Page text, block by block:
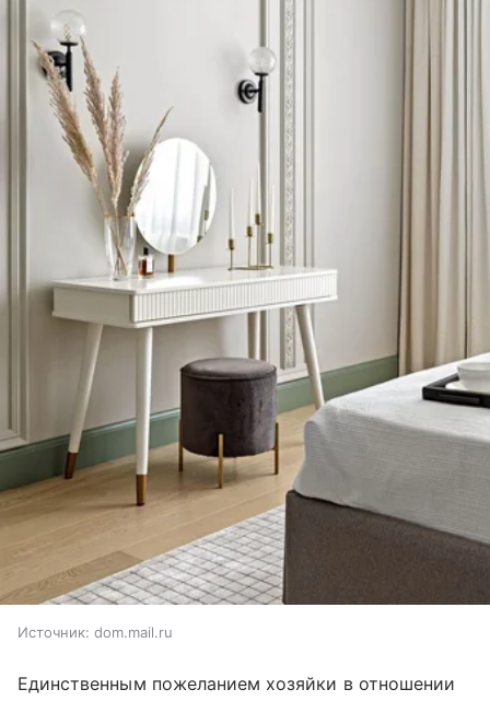
Источник: dom.mail.ru
Единственным пожеланием хозяйки в отношении